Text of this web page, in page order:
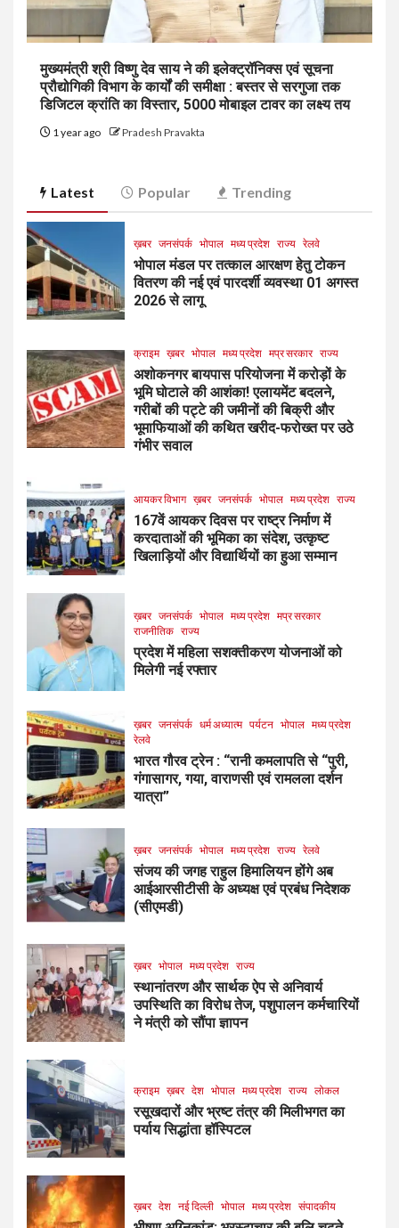
मुख्यमंत्री श्री विष्णु देव साय ने की इलेक्ट्रॉनिक्स एवं सूचना
प्रौद्योगिकी विभाग के कार्यों की समीक्षा : बस्तर से सरगुजा तक
डिजिटल क्रांति का विस्तार, 5000 मोबाइल टावर का लक्ष्य तय
1 year ago Pradesh Pravakta
Latest Popular Trending
ख़बर जनसंपर्क भोपाल मध्य प्रदेश राज्य रेलवे
भोपाल मंडल पर तत्काल आरक्षण हेतु टोकन
वितरण की नई एवं पारदर्शी व्यवस्था 01 अगस्त
2026 से लागू
क्राइम ख़बर भोपाल मध्य प्रदेश मप्र सरकार राज्य
अशोकनगर बायपास परियोजना में करोड़ों के
भूमि घोटाले की आशंका! एलायमेंट बदलने,
गरीबों की पट्टे की जमीनों की बिक्री और
भूमाफियाओं की कथित खरीद-फरोख्त पर उठे
गंभीर सवाल
आयकर विभाग ख़बर जनसंपर्क भोपाल मध्य प्रदेश राज्य
167वें आयकर दिवस पर राष्ट्र निर्माण में
करदाताओं की भूमिका का संदेश, उत्कृष्ट
खिलाड़ियों और विद्यार्थियों का हुआ सम्मान
ख़बर जनसंपर्क भोपाल मध्य प्रदेश मप्र सरकार
राजनीतिक राज्य
प्रदेश में महिला सशक्तीकरण योजनाओं को
मिलेगी नई रफ्तार
ख़बर जनसंपर्क धर्म अध्यात्म पर्यटन भोपाल मध्य प्रदेश
रेलवे
भारत गौरव ट्रेन : “रानी कमलापति से “पुरी,
गंगासागर, गया, वाराणसी एवं रामलला दर्शन
यात्रा”
ख़बर जनसंपर्क भोपाल मध्य प्रदेश राज्य रेलवे
संजय की जगह राहुल हिमालियन होंगे अब
आईआरसीटीसी के अध्यक्ष एवं प्रबंध निदेशक
(सीएमडी)
ख़बर भोपाल मध्य प्रदेश राज्य
स्थानांतरण और सार्थक ऐप से अनिवार्य
उपस्थिति का विरोध तेज, पशुपालन कर्मचारियों
ने मंत्री को सौंपा ज्ञापन
क्राइम ख़बर देश भोपाल मध्य प्रदेश राज्य लोकल
रसूखदारों और भ्रष्ट तंत्र की मिलीभगत का
पर्याय सिद्धांता हॉस्पिटल
ख़बर देश नई दिल्ली भोपाल मध्य प्रदेश संपादकीय